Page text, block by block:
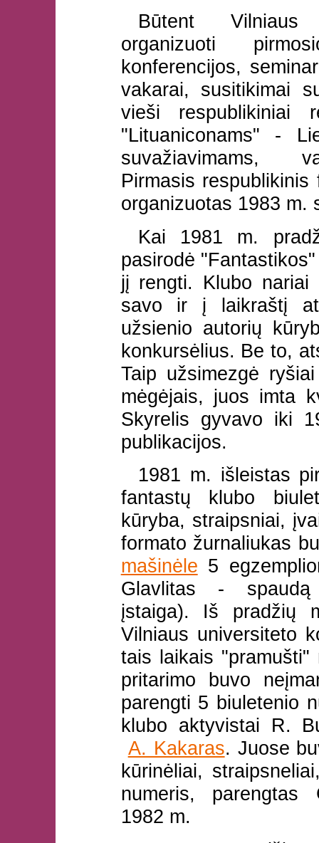
Būtent Vilniaus
organizuoti
konferencijos,
vakarai, susitikimai
vieši respublikiniai
"Lituaniconams" -
suvažiavimams,
Pirmasis
organizuotas 1983 m.
Kai 1981 m.
pasirodė
jį rengti. Klubo nariai
savo ir į laikraštį
užsienio autorių
konkursėlius. Be to,
Taip užsimezgė
mėgėjais, juos imta
Skyrelis gyvavo iki
publikacijos.
1981 m. išleistas
fantastų klubo
kūryba, straipsniai,
formato žurnaliukas
mašinėle 5
Glavlitas - spaudą
įstaiga). Iš pradžių
Vilniaus universiteto
tais laikais "pramušti"
pritarimo buvo
parengti 5 biuletenio
klubo aktyvistai R.
A. Kakaras. Juose
kūrinėliai,
numeris, parengtas
1982 m.